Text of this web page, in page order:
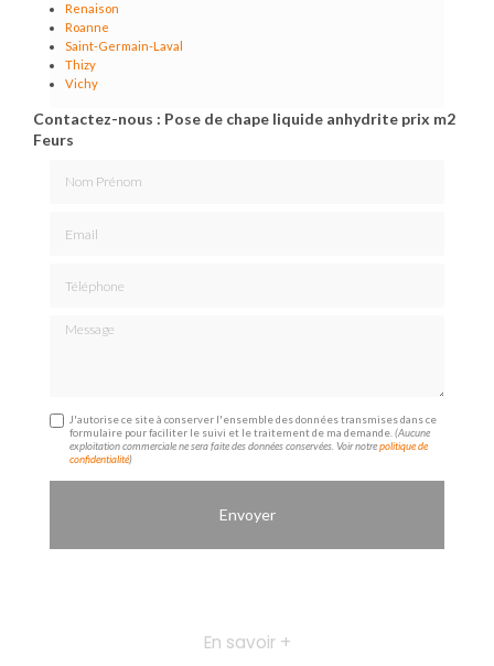
Renaison
Roanne
Saint-Germain-Laval
Thizy
Vichy
Contactez-nous : Pose de chape liquide anhydrite prix m2
Feurs
Message
J'autorise ce site à conserver l'ensemble des données transmises dans ce
formulaire pour faciliter le suivi et le traitement de ma demande.(Aucune
exploitation commerciale ne sera faite des données conservées. Voir notrepolitique de
confidentialité)
En savoir +